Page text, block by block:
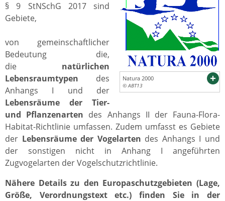
Natura 2000
© ABT13
§ 9 StNSchG 2017 sind
Gebiete,
von gemeinschaftlicher
Bedeutung die,
die natürlichen
Lebensraumtypen des
Anhangs I und der
Lebensräume der Tier-
und Pflanzenarten des Anhangs II der Fauna-Flora-
Habitat-Richtlinie umfassen. Zudem umfasst es Gebiete
der Lebensräume der Vogelarten des Anhangs I und
der sonstigen nicht in Anhang I angeführten
Zugvogelarten der Vogelschutzrichtlinie.
Nähere Details zu den Europaschutzgebieten (Lage,
Größe, Verordnungstext etc.) finden Sie in der